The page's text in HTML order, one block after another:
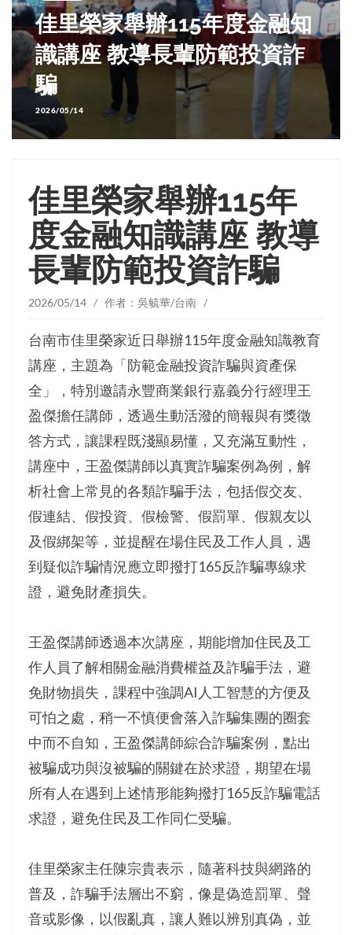
佳里榮家舉辦115年度金融知
識講座 教導長輩防範投資詐
騙
2026/05/14
佳里榮家舉辦115年
度金融知識講座 教導
長輩防範投資詐騙
2026/05/14 / 作者：吳毓華/台南 /
台南市佳里榮家近日舉辦115年度金融知識教育
講座，主題為「防範金融投資詐騙與資產保
全」，特別邀請永豐商業銀行嘉義分行經理王
盈傑擔任講師，透過生動活潑的簡報與有獎徵
答方式，讓課程既淺顯易懂，又充滿互動性，
講座中，王盈傑講師以真實詐騙案例為例，解
析社會上常見的各類詐騙手法，包括假交友、
假連結、假投資、假檢警、假罰單、假親友以
及假綁架等，並提醒在場住民及工作人員，遇
到疑似詐騙情況應立即撥打165反詐騙專線求
證，避免財產損失。
王盈傑講師透過本次講座，期能增加住民及工
作人員了解相關金融消費權益及詐騙手法，避
免財物損失，課程中強調AI人工智慧的方便及
可怕之處，稍一不慎便會落入詐騙集團的圈套
中而不自知，王盈傑講師綜合詐騙案例，點出
被騙成功與沒被騙的關鍵在於求證，期望在場
所有人在遇到上述情形能夠撥打165反詐騙電話
求證，避免住民及工作同仁受騙。
佳里榮家主任陳宗貴表示，隨著科技與網路的
普及，詐騙手法層出不窮，像是偽造罰單、聲
音或影像，以假亂真，讓人難以辨別真偽，並